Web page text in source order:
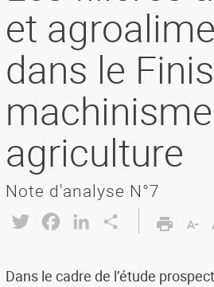
et
dans le
agriculture
Note d'analyse N°7
Twitter FacebookLinkedIn
Dans le cadre de l’étude